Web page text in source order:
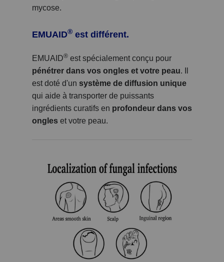
mycose.
EMUAID® est différent.
EMUAID® est spécialement conçu pour
pénétrer dans vos ongles et votre peau. Il
est doté d'un système de diffusion unique
qui aide à transporter de puissants
ingrédients curatifs en profondeur dans vos
ongles et votre peau.